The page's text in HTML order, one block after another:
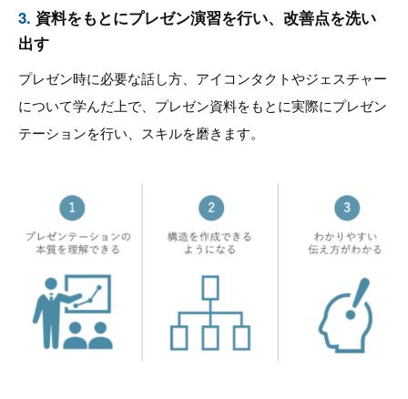
3. 資料をもとにプレゼン演習を行い、改善点を洗い
出す
プレゼン時に必要な話し方、アイコンタクトやジェスチャー
について学んだ上で、プレゼン資料をもとに実際にプレゼン
テーションを行い、スキルを磨きます。